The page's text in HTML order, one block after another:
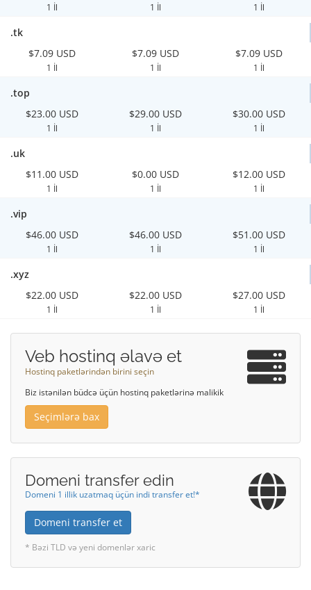
1 İl 1 İl 1 İl
.tk
$7.09 USD
1 İl
$7.09 USD
1 İl
$7.09 USD
1 İl
.top
$23.00 USD
1 İl
$29.00 USD
1 İl
$30.00 USD
1 İl
.uk
$11.00 USD
1 İl
$0.00 USD
1 İl
$12.00 USD
1 İl
.vip
$46.00 USD
1 İl
$46.00 USD
1 İl
$51.00 USD
1 İl
.xyz
$22.00 USD
1 İl
$22.00 USD
1 İl
$27.00 USD
1 İl
Veb hostinq əlavə et
Hostinq paketlərindən birini seçin
Biz istənilən büdcə üçün hostinq paketlərinə malikik
Seçimlərə bax
Domeni transfer edin
Domeni 1 illik uzatmaq üçün indi transfer et!*
Domeni transfer et
* Bəzi TLD və yeni domenlər xaric